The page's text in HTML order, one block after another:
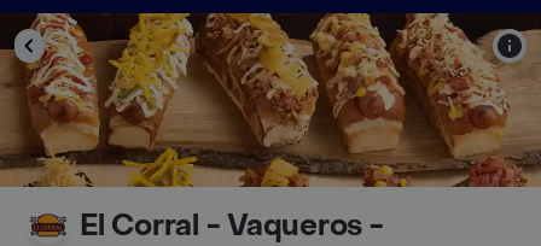
El Corral - Vaqueros -